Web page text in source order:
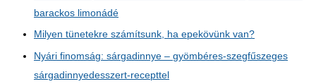
barackos limonádé
Milyen tünetekre számítsunk, ha epekövünk van?
Nyári finomság: sárgadinnye – gyömbéres-szegfűszeges
sárgadinnyedesszert-recepttel